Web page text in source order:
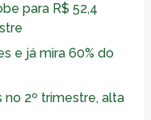
para R$ 52,4
e já mira 60% do
no 2º trimestre, alta